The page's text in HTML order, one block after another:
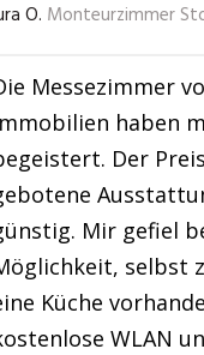
O. Monteurzimmer
Messezimmer
haben
Der
Mir gefiel
selbst
Küche
WLAN